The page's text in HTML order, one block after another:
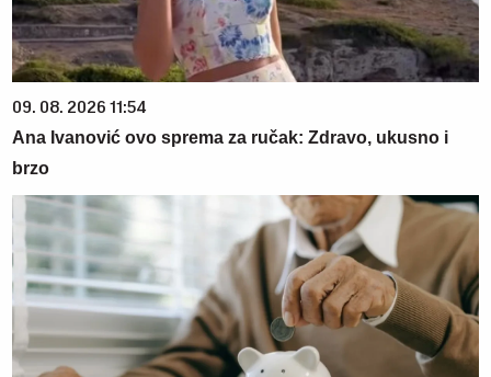
09. 08. 2026 11:54
Ana Ivanović ovo sprema za ručak: Zdravo, ukusno i
brzo